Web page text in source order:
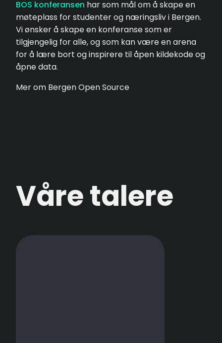
BOS konferansen har som mål om å skape en
møteplass for studenter og næringsliv i Bergen.
Vi ønsker å skape en konferanse som er
tilgjengelig for alle, og som kan være en arena
for å lære bort og inspirere til åpen kildekode og
åpne data.
Mer om Bergen Open Source
Våre talere